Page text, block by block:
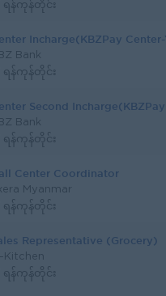
ရန်ကုန်တိုင်း
Incharge(KBZPay
Bank
ရန်ကုန်တိုင်း
Second
Bank
ရန်ကုန်တိုင်း
Center Coordinator
Myanmar
ရန်ကုန်တိုင်း
Representative (Grocery)
Kitchen
ရန်ကုန်တိုင်း